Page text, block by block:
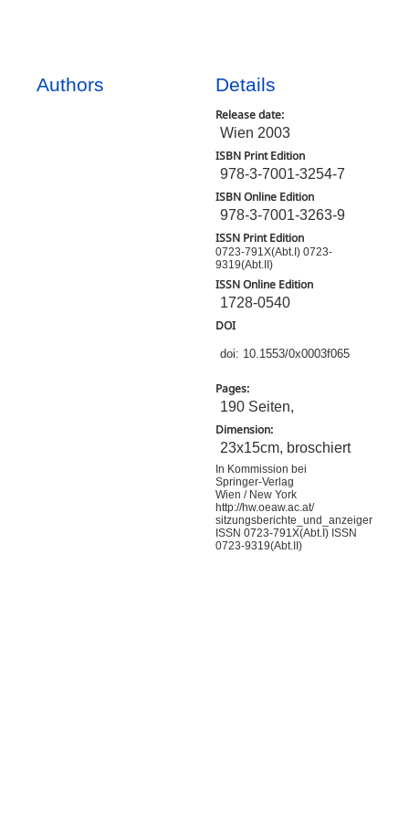
Authors Details
Release date:
Wien 2003
ISBN Print Edition
978-3-7001-3254-7
ISBN Online Edition
978-3-7001-3263-9
ISSN Print Edition
0723-791X(Abt.I) 0723-
9319(Abt.II)
ISSN Online Edition
1728-0540
DOI
doi: 10.1553/0x0003f065
Pages:
190 Seiten,
Dimension:
23x15cm, broschiert
In Kommission bei
Springer-Verlag
Wien / New York
http://hw.oeaw.ac.at/
sitzungsberichte_und_anzeiger
ISSN 0723-791X(Abt.I) ISSN
0723-9319(Abt.II)